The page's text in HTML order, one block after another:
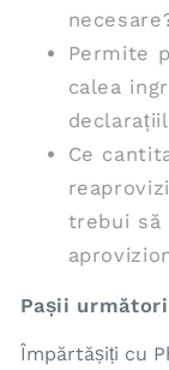
Permite
calea
Ce
trebui să
Pașii următori
Împărtășiți cu